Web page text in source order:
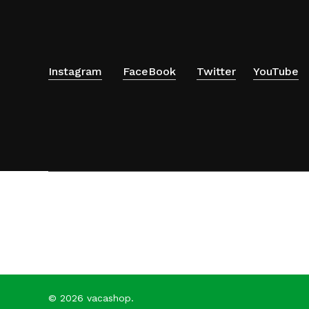
Instagram FaceBook Twitter YouTube
© 2026 vacashop.